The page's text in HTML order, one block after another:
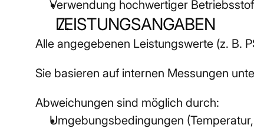
Verwendung hochwertiger
LEISTUNGSANGABEN
Alle angegebenen Leistungswerte (z. B.
Sie basieren auf internen Messungen
Abweichungen sind möglich durch:
Umgebungsbedingungen